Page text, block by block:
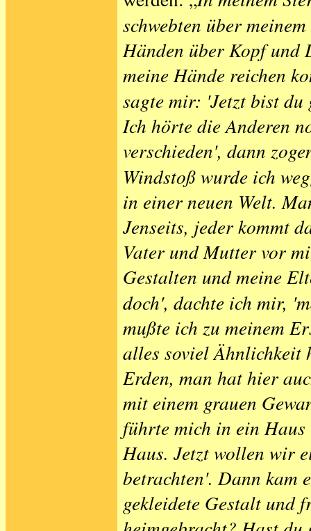
schwebten über
Händen über Kopf und
meine Hände reichen
sagte mir: 'Jetzt bist
Ich hörte die Anderen
verschieden', dann
Windstoß wurde ich
in einer neuen Welt.
Jenseits, jeder kommt
Vater und Mutter vor
Gestalten und meine
doch', dachte ich mir,
mußte ich zu meinem
alles soviel Ähnlichkeit
Erden, man hat hier
mit einem grauen
führte mich in ein
Haus. Jetzt wollen wir
betrachten'. Dann kam
gekleidete Gestalt und